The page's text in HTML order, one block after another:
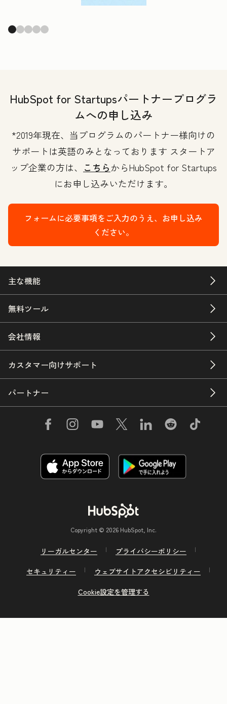
HubSpot for Startupsパートナープログラ
ムへの申し込み
*2019年現在、当プログラムのパートナー様向けの
サポートは英語のみとなっております スタートア
ップ企業の方は、 こちらからHubSpot for Startups
にお申し込みいただけます。
フォームに必要事項をご入力のうえ、お申し込み
ください。
主な機能
無料ツール
会社情報
カスタマー向けサポート
パートナー
Copyright © 2026 HubSpot, Inc.
リーガルセンター
プライバシーポリシー
セキュリティー
ウェブサイトアクセシビリティー
Cookie設定を管理する